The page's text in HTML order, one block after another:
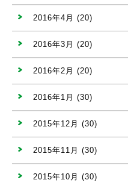
2016年4月 (20)
2016年3月 (20)
2016年2月 (20)
2016年1月 (30)
2015年12月 (30)
2015年11月 (30)
2015年10月 (30)